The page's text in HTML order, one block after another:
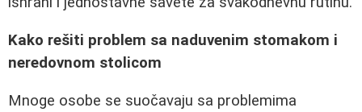
Kako rešiti problem sa naduvenim stomakom i
neredovnom stolicom
Mnoge osobe se suočavaju sa problemima